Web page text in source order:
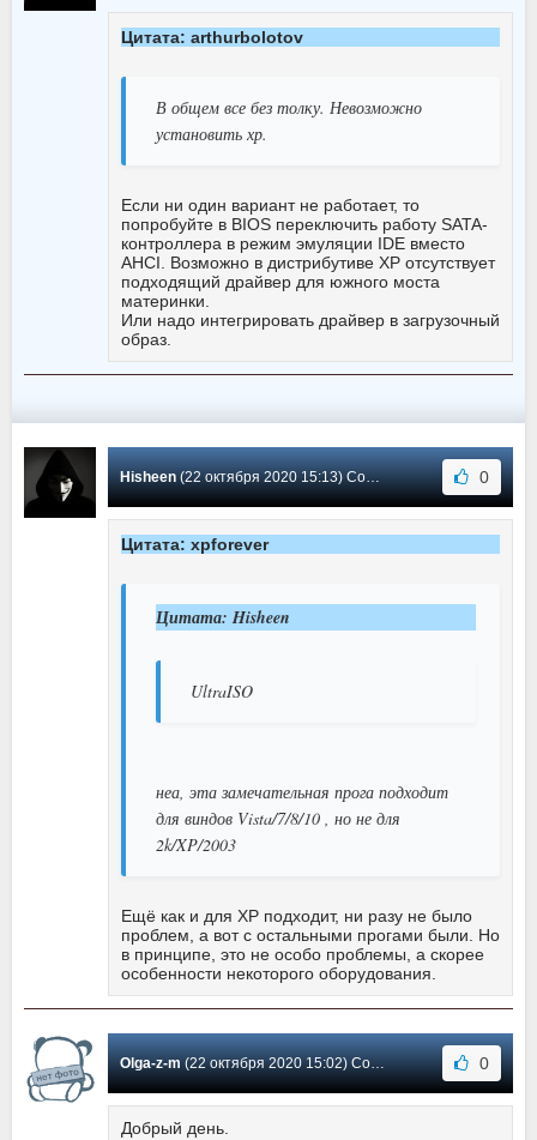
Цитата: arthurbolotov
В общем все без толку. Невозможно
установить хр.
Если ни один вариант не работает, то
попробуйте в BIOS переключить работу SATA-
контроллера в режим эмуляции IDE вместо
AHCI. Возможно в дистрибутиве XP отсутствует
подходящий драйвер для южного моста
материнки.
Или надо интегрировать драйвер в загрузочный
образ.
Hisheen(22 октября 2020 15:13) Сообщение #2426 0
Цитата: xpforever
Цитата: Hisheen
UltraISO
неа, эта замечательная прога подходит
для виндов Vista/7/8/10 , но не для
2k/XP/2003
Ещё как и для XP подходит, ни разу не было
проблем, а вот с остальными прогами были. Но
в принципе, это не особо проблемы, а скорее
особенности некоторого оборудования.
Olga-z-m(22 октября 2020 15:02) Сообщение #2425 0
Добрый день.